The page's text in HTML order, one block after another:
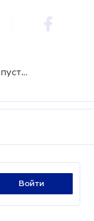
В Украине могут снизить максимально допустимый вес грузовиков
войти